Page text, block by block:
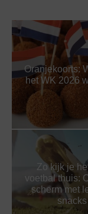
Oranjekoorts:
het WK 2026
Zo kijk je
voetbal thuis:
scherm met
snacks